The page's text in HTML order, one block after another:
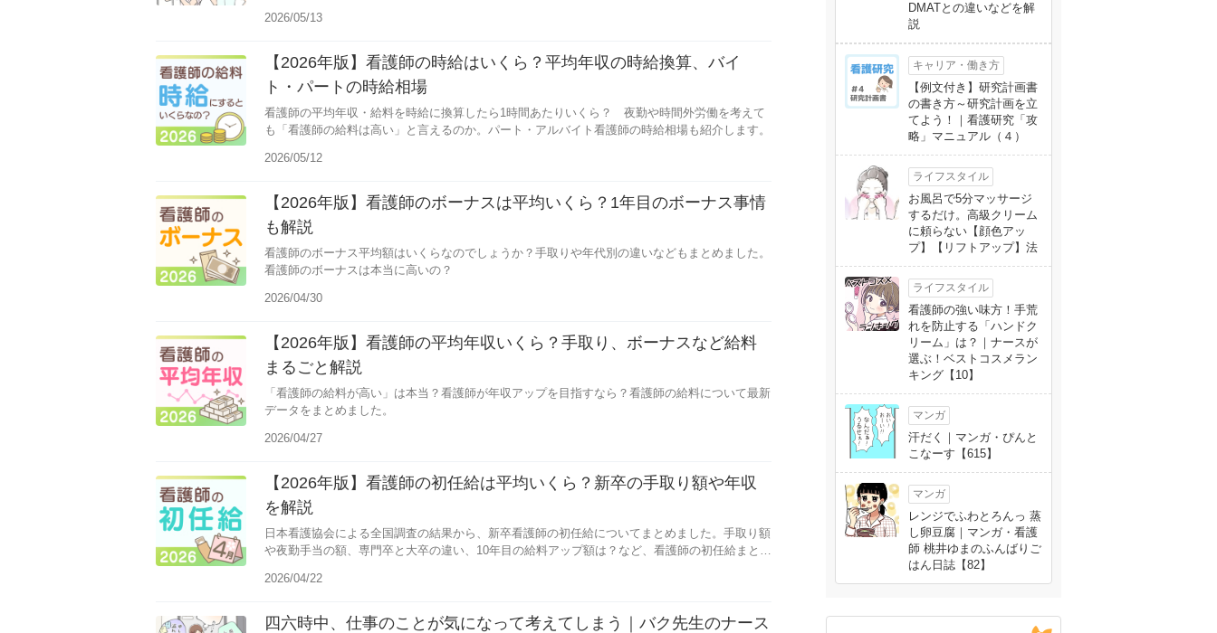
2026/05/13
【2026年版】看護師の時給はいくら？平均年収の時給換算、バイ
ト・パートの時給相場
看護師の平均年収・給料を時給に換算したら1時間あたりいくら？ 夜勤や時間外労働を考えて
も「看護師の給料は高い」と言えるのか。パート・アルバイト看護師の時給相場も紹介します。
2026/05/12
【2026年版】看護師のボーナスは平均いくら？1年目のボーナス事情
も解説
看護師のボーナス平均額はいくらなのでしょうか？手取りや年代別の違いなどもまとめました。
看護師のボーナスは本当に高いの？
2026/04/30
【2026年版】看護師の平均年収いくら？手取り、ボーナスなど給料
まるごと解説
「看護師の給料が高い」は本当？看護師が年収アップを目指すなら？看護師の給料について最新
データをまとめました。
2026/04/27
【2026年版】看護師の初任給は平均いくら？新卒の手取り額や年収
を解説
日本看護協会による全国調査の結果から、新卒看護師の初任給についてまとめました。手取り額
や夜勤手当の額、専門卒と大卒の違い、10年目の給料アップ額は？など、看護師の初任給まとめ
2026/04/22
四六時中、仕事のことが気になって考えてしまう｜バク先生のナース
DMATとの違いなどを解
説
キャリア・働き方
【例文付き】研究計画書
の書き方～研究計画を立
てよう！｜看護研究「攻
略」マニュアル（４）
ライフスタイル
お風呂で5分マッサージ
するだけ。高級クリーム
に頼らない【顔色アッ
プ】【リフトアップ】法
ライフスタイル
看護師の強い味方！手荒
れを防止する「ハンドク
リーム」は？｜ナースが
選ぶ！ベストコスメラン
キング【10】
マンガ
汗だく｜マンガ・ぴんと
こなーす【615】
マンガ
レンジでふわとろんっ 蒸
し卵豆腐｜マンガ・看護
師 桃井ゆまのふんばりご
はん日誌【82】